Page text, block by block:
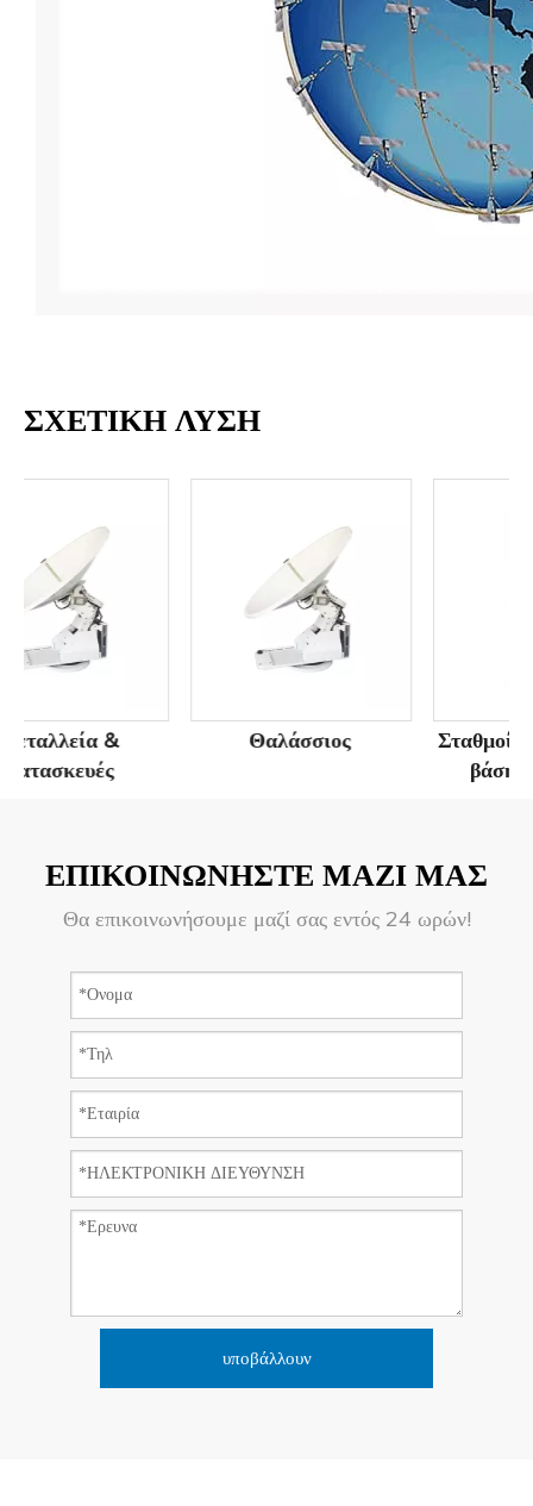
ΣΧΕΤΙΚΗ ΛΥΣΗ
Θαλάσσιος
Σταθμοί και τερματικά
βάσης 4G & 5G
ΕΠΙΚΟΙΝΩΝΗΣΤΕ ΜΑΖΙ ΜΑΣ
Θα επικοινωνήσουμε μαζί σας εντός 24 ωρών!
υποβάλλουν